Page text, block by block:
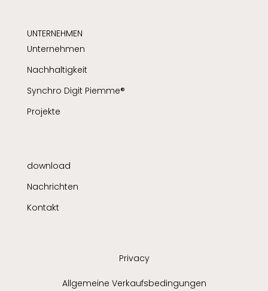
UNTERNEHMEN
Unternehmen
Nachhaltigkeit
Synchro Digit Piemme®
Projekte
download
Nachrichten
Kontakt
Privacy
Allgemeine Verkaufsbedingungen